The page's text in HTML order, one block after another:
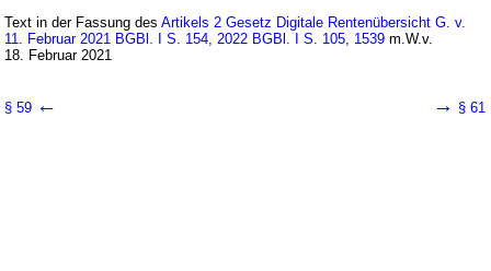
Text in der Fassung desArtikels 2 Gesetz Digitale Rentenübersicht G. v.
11. Februar 2021 BGBl. I S. 154, 2022 BGBl. I S. 105, 1539 m.W.v.
18. Februar 2021
§ 59 ← → § 61